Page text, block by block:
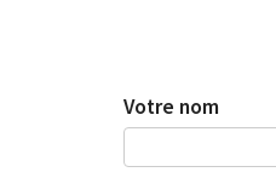
Votre nom